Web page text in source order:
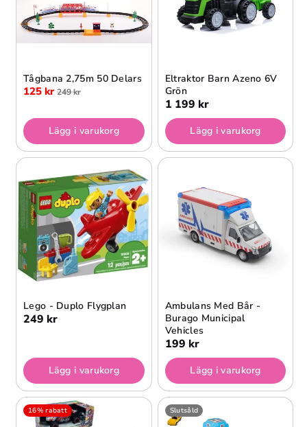
Tågbana 2,75m 50 Delars
125 kr 249 kr
Lägg i varukorg
Eltraktor Barn Azeno 6V
Grön
1 199 kr
Lägg i varukorg
Lego - Duplo Flygplan
249 kr
Lägg i varukorg
Ambulans Med Bår -
Burago Municipal
Vehicles
199 kr
Lägg i varukorg
16% rabatt Slutsåld